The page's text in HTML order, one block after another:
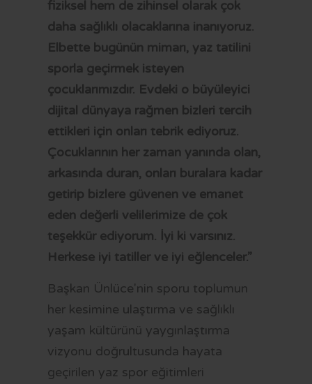
fiziksel hem de zihinsel olarak çok
daha sağlıklı olacaklarına inanıyoruz.
Elbette bugünün mimarı, yaz tatilini
sporla geçirmek isteyen
çocuklarımızdır. Evdeki o büyüleyici
dijital dünyaya rağmen bizleri tercih
ettikleri için onları tebrik ediyoruz. ​
Çocuklarının her zaman yanında olan,
arkasında duran, onları buralara kadar
getirip bizlere güvenen ve emanet
eden değerli velilerimize de çok
teşekkür ediyorum. İyi ki varsınız.
Herkese iyi tatiller ve iyi eğlenceler.”
Başkan Ünlüce'nin sporu toplumun
her kesimine ulaştırma ve sağlıklı
yaşam kültürünü yaygınlaştırma
vizyonu doğrultusunda hayata
geçirilen yaz spor eğitimleri